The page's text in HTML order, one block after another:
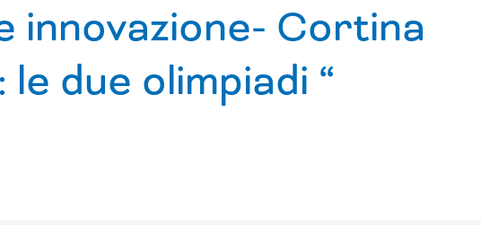
innovazione- Cortina
le due olimpiadi “